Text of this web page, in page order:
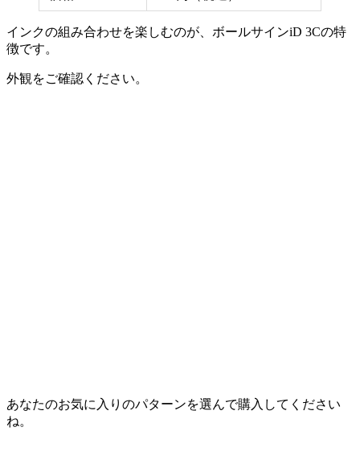
インクの組み合わせを楽しむのが、ボールサインiD 3Cの特
徴です。
外観をご確認ください。
あなたのお気に入りのパターンを選んで購入してください
ね。